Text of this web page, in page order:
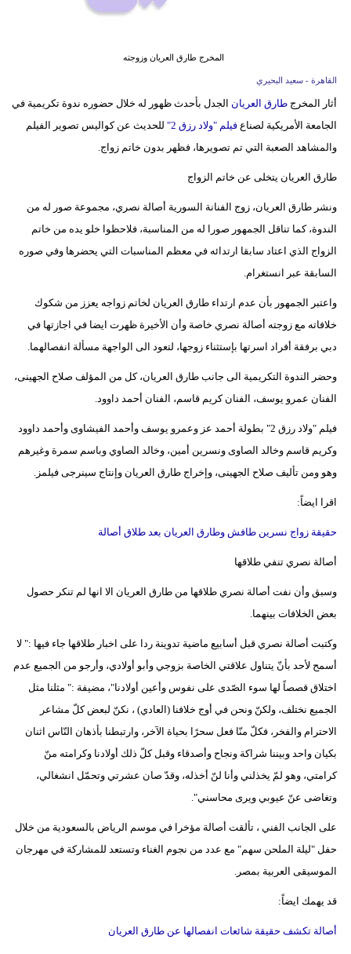
المخرج طارق العريان وزوجته
القاهرة - سعيد البحيري
أثار المخرجطارق العريان الجدل بأحدث ظهور له خلال حضوره ندوة تكريمية في
الجامعة الأمريكية لصناعفيلم "ولاد رزق 2"
للحديث عن كواليس تصوير الفيلم
والمشاهد الصعبة التي تم تصويرها، فظهر بدون خاتم زواج.
طارق العريان يتخلى عن خاتم الزواج
ونشر طارق العريان، زوج الفنانة السورية أصالة نصري، مجموعة صور له من
الندوة، كما تناقل الجمهور صورا له من المناسبة، فلاحظوا خلو يده من خاتم
الزواج الذي اعتاد سابقا ارتدائه في معظم المناسبات التي يحضرها وفي صوره
السابقة عبر انستغرام.
واعتبر الجمهور بأن عدم ارتداء طارق العريان لخاتم زواجه يعزز من شكوك
خلافاته مع زوجته أصالة نصري خاصة وأن الأخيرة ظهرت ايضا في اجازتها في
دبي برفقة أفراد اسرتها بإستثناء زوجها، لتعود الى الواجهة مسألة انفصالهما.
وحضر الندوة التكريمية الى جانب طارق العريان، كل من المؤلف صلاح الجهينى،
الفنان عمرو يوسف، الفنان كريم قاسم، الفنان أحمد داوود.
فيلم "ولاد رزق 2" بطولة أحمد عز وعمرو يوسف وأحمد الفيشاوى وأحمد داوود
وكريم قاسم وخالد الصاوى ونسرين أمين، وخالد الصاوي وباسم سمرة وغيرهم
وهو ومن تأليف صلاح الجهينى، وإخراج طارق العريان وإنتاج سينرجى فيلمز.
اقرا ايضاً:
حقيقة زواج نسرين طافش وطارق العريان بعد طلاق أصالة
أصالة نصري تنفي طلاقها
وسبق وأن نفت أصالة نصري طلاقها من طارق العريان الا انها لم تنكر حصول
بعض الخلافات بينهما.
وكتبت أصالة نصري قبل أسابيع ماضية تدوينة ردا على اخبار طلاقها جاء فيها :" لا
أسمح لأحد بأنّ يتناول علاقتي الخاصة بزوجي وأبو أولادي، وأرجو من الجميع عدم
اختلاق قصصاً لها سوء الصّدى على نفوس وأعين أولادنا"، مضيفة :" مثلنا مثل
الجميع نختلف، ولكنّ ونحن في أوج خلافنا (العادي) ، نكنّ لبعض كلّ مشاعر
الاحترام والفخر، فكلّ منّا فعل سحرًا بحياة الآخر، وارتبطنا بأذهان النّاس اثنان
بكيان واحد وبيننا شراكة ونجاح وأصدقاء وقبل كلّ ذلك أولادنا وكرامته منّ
كرامتي، وهو لمّ يخذلني وأنا لنّ أخذله، وقدّ صان عشرتي وتحمّل انشغالي،
وتغاضى عنّ عيوبي ويرى محاسني".
على الجانب الفني ، تألقت أصالة مؤخرا في موسم الرياض بالسعودية من خلال
حفل "ليلة الملحن سهم" مع عدد من نجوم الغناء وتستعد للمشاركة في مهرجان
الموسيقى العربية بمصر.
قد يهمك ايضاً:
أصالة تكشف حقيقة شائعات انفصالها عن طارق العريان